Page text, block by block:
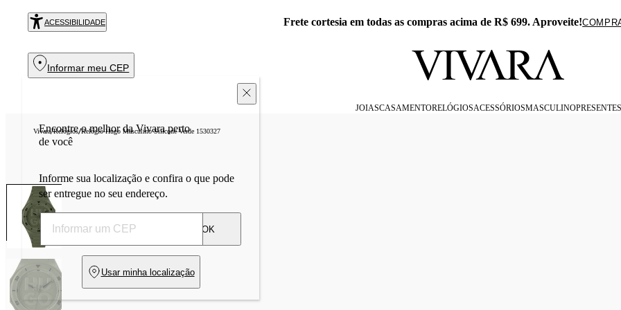
ACESSIBILIDADE Frete cortesia em todas as compras acima de R$ 699. Aproveite!
Informar meu CEP
JOIASCASAMENTORELÓGIOSACESSÓRIOSMASCULINOPRESENTES
Vivara/Relógios/Relógio Hugo Masculino Silicone Verde 1530327
Encontre o melhor da Vivara perto
de você
Informe sua localização e confira o que pode
ser entregue no seu endereço.
OK
Usar minha localização